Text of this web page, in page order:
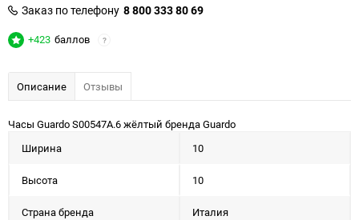
Заказ по телефону 8 800 333 80 69
+423 баллов ?
Описание Отзывы
Часы Guardo S00547A.6 жёлтый бренда Guardo
Ширина
10
Высота 10
Страна бренда Италия